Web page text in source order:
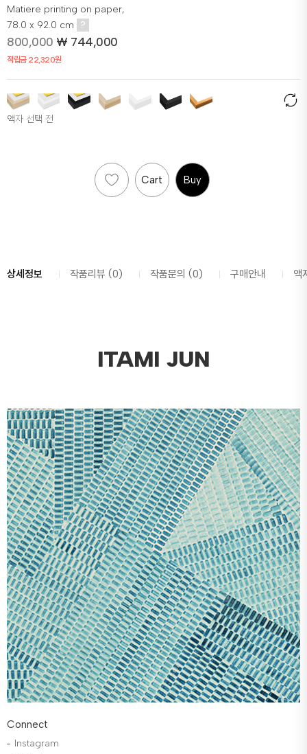
Matiere printing on paper,
78.0 x 92.0 cm
?
800,000 ₩ 744,000
적립금 22,320원
액자 선택 전
Cart Buy
상세정보 작품리뷰 (0) 작품문의 (0) 구매안내 액
ITAMI JUN
Connect
Instagram